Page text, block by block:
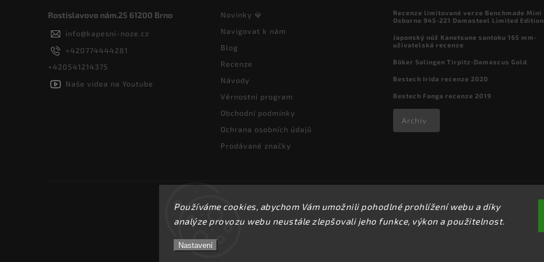
Používáme cookies, abychom Vám umožnili pohodlné prohlížení webu a díky
analýze provozu webu neustále zlepšovali jeho funkce, výkon a použitelnost.
Nastavení
Rostislavovo nám.25 61200 Brno
info@kapesni-noze.cz
+420774444281
+420541214375
Naše videa na Youtube
Novinky 💎
Navigovat k nám
Blog
Recenze
Návody
Věrnostní program
Obchodní podmínky
Ochrana osobních údajů
Prodávané značky
Recenze limitované verze Benchmade Mini
Osborne 945-221 Damasteel Limited Edition
Japonský nůž Kanetsune santoku 165 mm-
uživatelská recenze
Böker Solingen Tirpitz-Damascus Gold
Bestech Irida recenze 2020
Bestech Fanga recenze 2019
Archiv
Copyright 2026kapesni-noze.cz . Všechna práva vyhrazena.
Upravit nastavení cookies